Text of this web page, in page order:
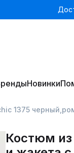
Новинки
1375
Костюм